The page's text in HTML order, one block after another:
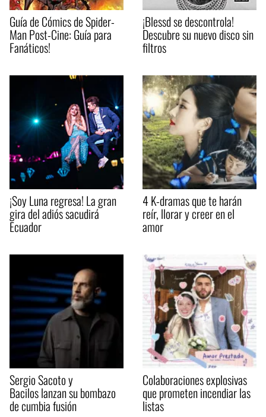
Guía de Cómics de Spider-
Man Post-Cine: Guía para
Fanáticos!
¡Blessd se descontrola!
Descubre su nuevo disco sin
filtros
¡Soy Luna regresa! La gran
gira del adiós sacudirá
Ecuador
4 K-dramas que te harán
reír, llorar y creer en el
amor
Sergio Sacoto y
Bacilos lanzan su bombazo
de cumbia fusión
Colaboraciones explosivas
que prometen incendiar las
listas